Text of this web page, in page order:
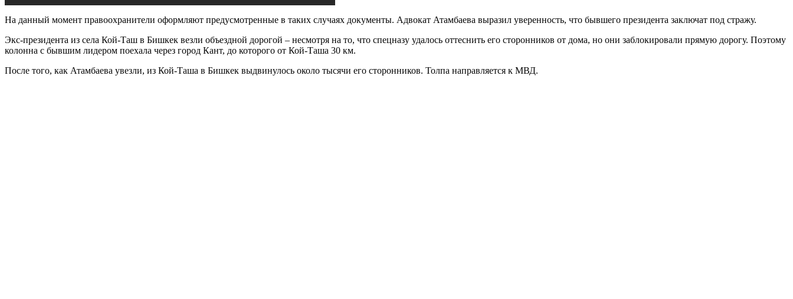
На данный момент правоохранители оформляют предусмотренные в таких случаях документы. Адвокат Атамбаева выразил уверенность, что бывшего президента заключат под стражу.
Экс-президента из села Кой-Таш в Бишкек везли объездной дорогой – несмотря на то, что спецназу удалось оттеснить его сторонников от дома, но они заблокировали прямую дорогу. Поэтому
колонна с бывшим лидером поехала через город Кант, до которого от Кой-Таша 30 км.
После того, как Атамбаева увезли, из Кой-Таша в Бишкек выдвинулось около тысячи его сторонников. Толпа направляется к МВД.